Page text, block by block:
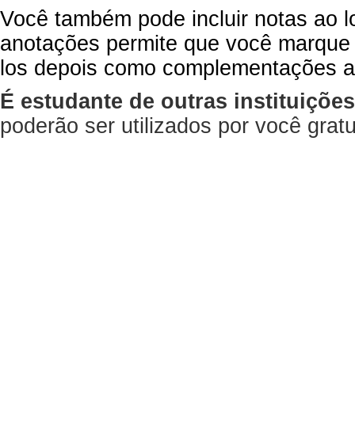
Você também pode incluir notas ao
anotações permite que você
los depois como complementações
É estudante de outras
poderão ser utilizados por você